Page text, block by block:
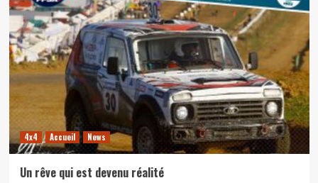
4x4 Accueil News
Un rêve qui est devenu réalité